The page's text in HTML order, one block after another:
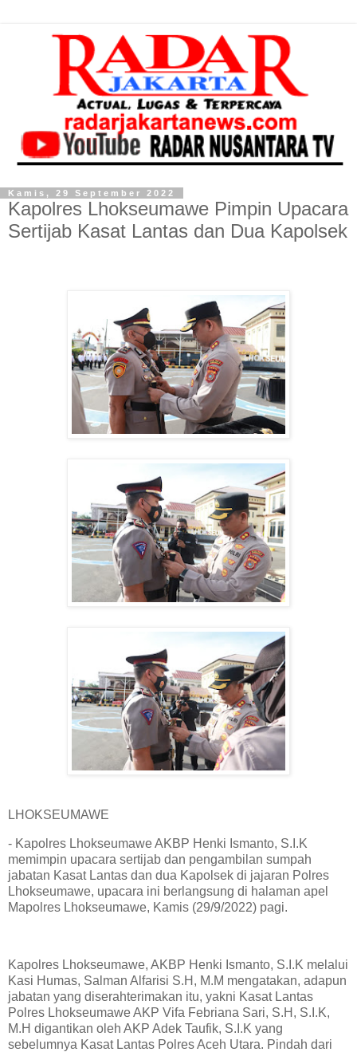
Kamis, 29 September 2022
Kapolres Lhokseumawe Pimpin Upacara
Sertijab Kasat Lantas dan Dua Kapolsek
LHOKSEUMAWE
- Kapolres Lhokseumawe AKBP Henki Ismanto, S.I.K
memimpin upacara sertijab dan pengambilan sumpah
jabatan Kasat Lantas dan dua Kapolsek di jajaran Polres
Lhokseumawe, upacara ini berlangsung di halaman apel
Mapolres Lhokseumawe, Kamis (29/9/2022) pagi.
Kapolres Lhokseumawe, AKBP Henki Ismanto, S.I.K melalui
Kasi Humas, Salman Alfarisi S.H, M.M mengatakan, adapun
jabatan yang diserahterimakan itu, yakni Kasat Lantas
Polres Lhokseumawe AKP Vifa Febriana Sari, S.H, S.I.K,
M.H digantikan oleh AKP Adek Taufik, S.I.K yang
sebelumnya Kasat Lantas Polres Aceh Utara. Pindah dari